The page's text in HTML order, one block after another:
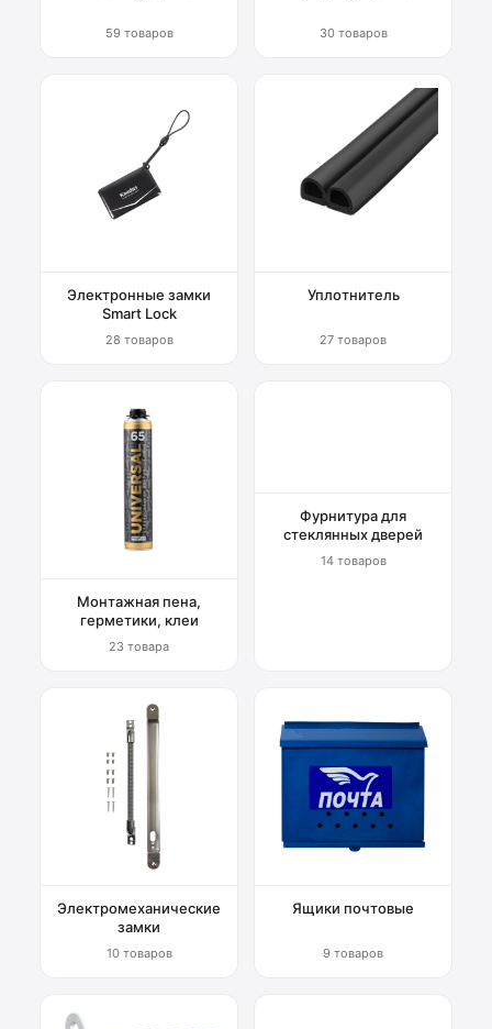
59 товаров 30 товаров
Электронные замки
Smart Lock
28 товаров
Уплотнитель
27 товаров
Монтажная пена,
герметики, клеи
23 товара
Фурнитура для
стеклянных дверей
14 товаров
Электромеханические
замки
10 товаров
Ящики почтовые
9 товаров